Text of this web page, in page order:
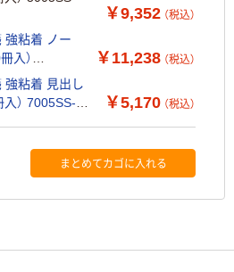
￥9,352 （税込）
強粘着 ノー
入）
￥11,238 （税込）
強粘着 見出し
） 7005SS-
￥5,170 （税込）
まとめてカゴに入れる